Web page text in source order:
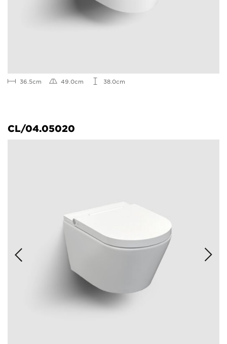
36.5cm 49.0cm 38.0cm
CL/04.05020